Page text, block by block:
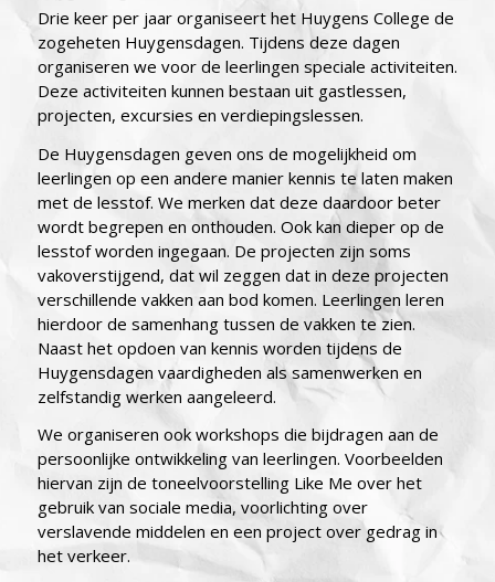
Drie keer per jaar organiseert het Huygens College de
zogeheten Huygensdagen. Tijdens deze dagen
organiseren we voor de leerlingen speciale activiteiten.
Deze activiteiten kunnen bestaan uit gastlessen,
projecten, excursies en verdiepingslessen.
De Huygensdagen geven ons de mogelijkheid om
leerlingen op een andere manier kennis te laten maken
met de lesstof. We merken dat deze daardoor beter
wordt begrepen en onthouden. Ook kan dieper op de
lesstof worden ingegaan. De projecten zijn soms
vakoverstijgend, dat wil zeggen dat in deze projecten
verschillende vakken aan bod komen. Leerlingen leren
hierdoor de samenhang tussen de vakken te zien.
Naast het opdoen van kennis worden tijdens de
Huygensdagen vaardigheden als samenwerken en
zelfstandig werken aangeleerd.
We organiseren ook workshops die bijdragen aan de
persoonlijke ontwikkeling van leerlingen. Voorbeelden
hiervan zijn de toneelvoorstelling Like Me over het
gebruik van sociale media, voorlichting over
verslavende middelen en een project over gedrag in
het verkeer.